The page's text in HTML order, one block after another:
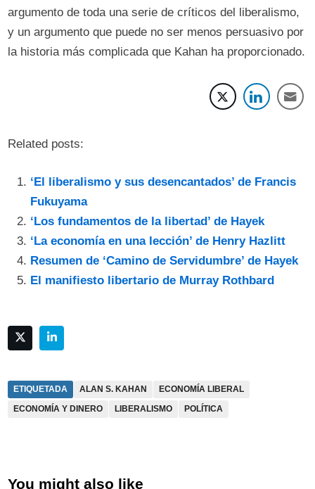
argumento de toda una serie de críticos del liberalismo,
y un argumento que puede no ser menos persuasivo por
la historia más complicada que Kahan ha proporcionado.
Related posts:
‘El liberalismo y sus desencantados’ de Francis
Fukuyama
‘Los fundamentos de la libertad’ de Hayek
‘La economía en una lección’ de Henry Hazlitt
Resumen de ‘Camino de Servidumbre’ de Hayek
El manifiesto libertario de Murray Rothbard
ETIQUETADA ALAN S. KAHAN
ECONOMÍA LIBERAL
ECONOMÍA Y DINERO
LIBERALISMO POLÍTICA
You might also like